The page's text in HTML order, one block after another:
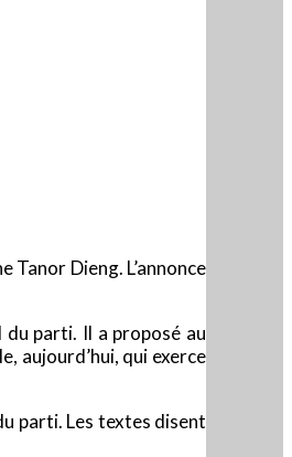
Dieng. L’annonce
parti. Il a proposé au
aujourd’hui, qui exerce
parti. Les textes disent